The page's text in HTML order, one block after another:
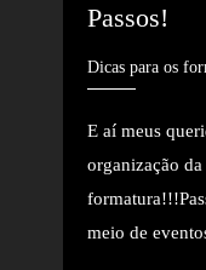
Passos!
Dicas para os
E aí meus
organização
meio de